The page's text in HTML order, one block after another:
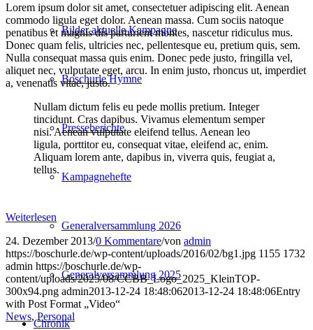
Bilder aktuelle Kampagne
Boschurle Hymne
Presseberichte
Kampagnehefte
Generalversammlung 2026
Generalversammlung 2025
Chronik
Lorem ipsum dolor sit amet, consectetuer adipiscing elit. Aenean
commodo ligula eget dolor. Aenean massa. Cum sociis natoque
penatibus et magnis dis parturient montes, nascetur ridiculus mus.
Donec quam felis, ultricies nec, pellentesque eu, pretium quis, sem.
Nulla consequat massa quis enim. Donec pede justo, fringilla vel,
aliquet nec, vulputate eget, arcu. In enim justo, rhoncus ut, imperdiet
a, venenatis vitae, justo.
Nullam dictum felis eu pede mollis pretium. Integer
tincidunt. Cras dapibus. Vivamus elementum semper
nisi. Aenean vulputate eleifend tellus. Aenean leo
ligula, porttitor eu, consequat vitae, eleifend ac, enim.
Aliquam lorem ante, dapibus in, viverra quis, feugiat a,
tellus.
Weiterlesen
24. Dezember 2013/0 Kommentare/von admin
https://boschurle.de/wp-content/uploads/2016/02/bg1.jpg 1155 1732
admin https://boschurle.de/wp-
content/uploads/2025/08/CCBB_Logo_2025_KleinTOP-
300x94.png admin2013-12-24 18:48:062013-12-24 18:48:06Entry
with Post Format „Video“
News, Personal